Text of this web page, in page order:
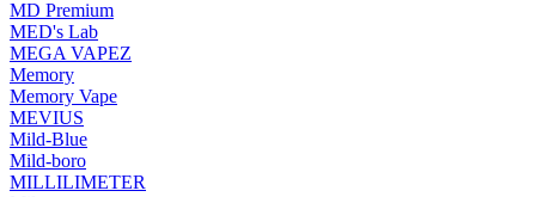
MD Premium
MED's Lab
MEGA VAPEZ
Memory
Memory Vape
MEVIUS
Mild-Blue
Mild-boro
MILLILIMETER